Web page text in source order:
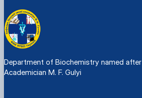
Department of Biochemistry named after
Academician M. F. Gulyi